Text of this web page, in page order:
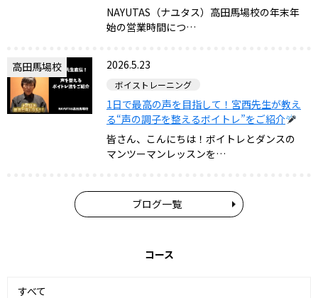
NAYUTAS（ナユタス）高田馬場校の年末年
始の営業時間につ…
高田馬場校 2026.5.23
ボイストレーニング
1日で最高の声を目指して！宮西先生が教え
る“声の調子を整えるボイトレ”をご紹介
皆さん、こんにちは！ボイトレとダンスの
マンツーマンレッスンを…
ブログ一覧
コース
すべて